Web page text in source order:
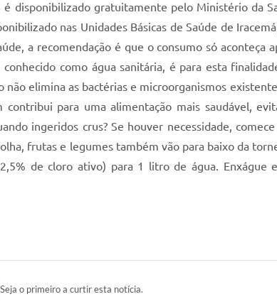
disponibilizado gratuitamente pelo Ministério da
nas Unidades Básicas de Saúde de
a recomendação é que o consumo só
como água sanitária, é para esta
não elimina as bactérias e microorganismos
contribui para uma alimentação mais saudável,
ingeridos crus? Se houver necessidade,
frutas e legumes também vão para baixo da
de cloro ativo) para 1 litro de água.
Seja o primeiro a curtir esta notícia.